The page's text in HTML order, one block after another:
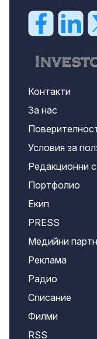
Контакти
За нас
Условия за
Редакционни
Портфолио
Екип
PRESS
Медийни
Реклама
Радио
Списание
Филми
RSS